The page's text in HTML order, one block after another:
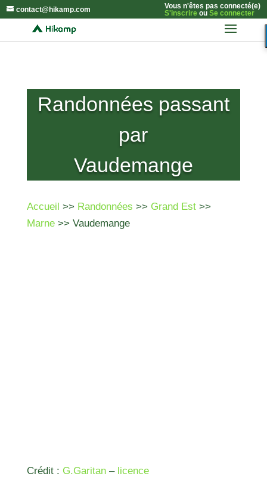
contact@hikamp.com
Vous n'êtes pas connecté(e)
S'inscrireou Se connecter
Randonnées passant
par
Vaudemange
Accueil >> Randonnées >> Grand Est>>
Marne>> Vaudemange
Crédit : G.Garitan– licence